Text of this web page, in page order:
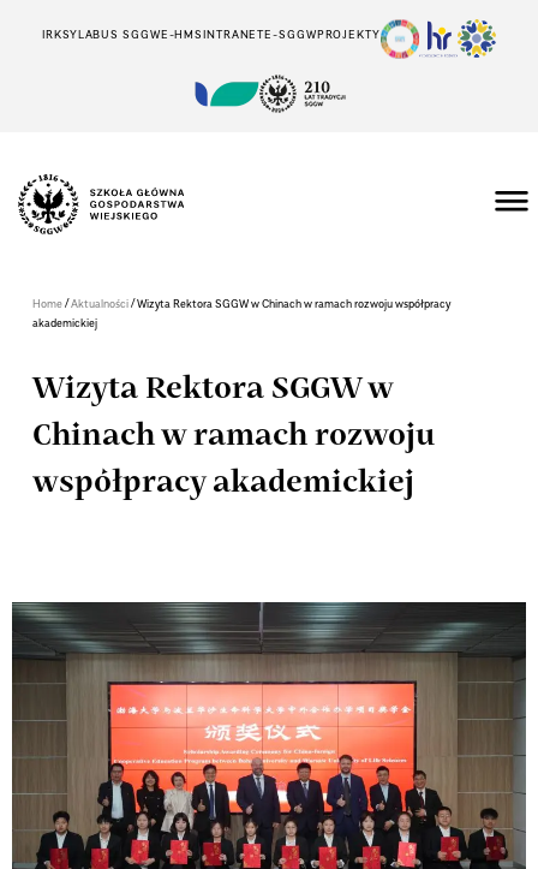
IRKSYLABUS SGGWE-HMSINTRANETE-SGGWPROJEKTY
Home/Aktualności/Wizyta Rektora SGGW w Chinach w ramach rozwoju współpracy
akademickiej
Wizyta Rektora SGGW w
Chinach w ramach rozwoju
współpracy akademickiej